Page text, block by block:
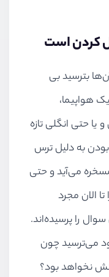
کردن است
بترسید بی
هواپیما،
حتی انگلی تازه
به دلیل ترس
می‌آید و حتی
الان مجرد
را پرسیده‌اند.
می‌ترسید چون
نخواهد بود؟